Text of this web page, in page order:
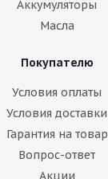
Аккумуляторы
Масла
Покупателю
Условия оплаты
Условия доставки
Гарантия на товар
Вопрос-ответ
Акции